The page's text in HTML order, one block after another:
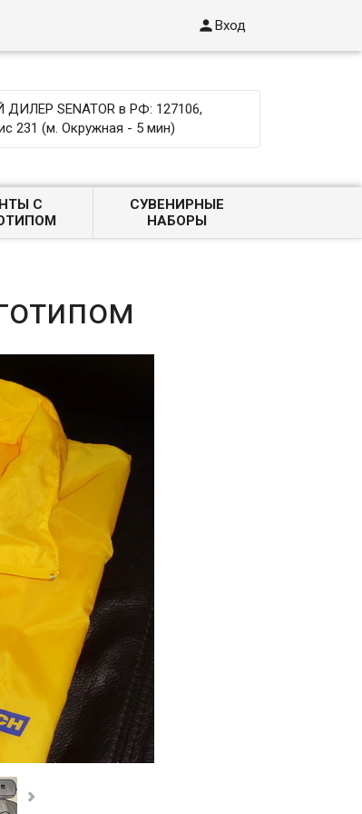
Вход
SENATOR в РФ: 127106,
231 (м. Окружная - 5 мин)
С
СУВЕНИРНЫЕ
НАБОРЫ